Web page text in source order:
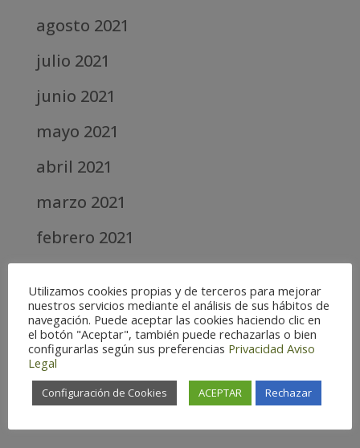
agosto 2021
julio 2021
junio 2021
mayo 2021
abril 2021
marzo 2021
febrero 2021
abril 2020
marzo 2020
febrero 2019
Utilizamos cookies propias y de terceros para mejorar
nuestros servicios mediante el análisis de sus hábitos de
navegación. Puede aceptar las cookies haciendo clic en
el botón "Aceptar", también puede rechazarlas o bien
configurarlas según sus preferencias Privacidad Aviso
Legal
Configuración de Cookies ACEPTAR Rechazar